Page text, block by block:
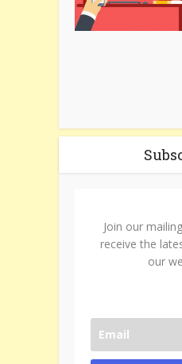
Join our
receive the
our